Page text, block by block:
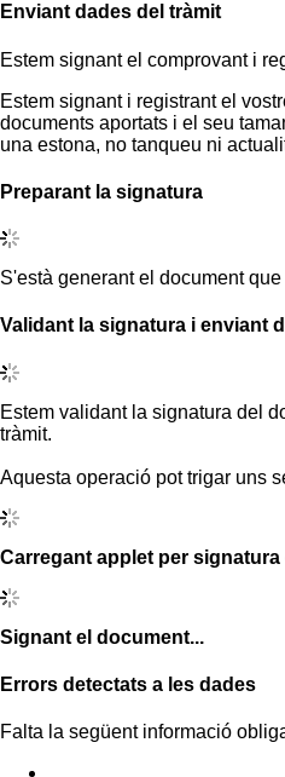
Enviant dades del tràmit
Estem signant el comprovant i
Estem signant i registrant el
documents aportats i el seu
una estona, no tanqueu ni
Preparant la signatura
S'està generant el document
Validant la signatura i enviant
Estem validant la signatura del
tràmit.
Aquesta operació pot trigar uns
Carregant applet per signatura
Signant el document...
Errors detectats a les dades
Falta la següent informació